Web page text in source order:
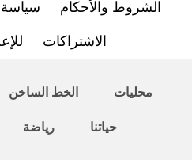
الشروط والأحكام
الاشتراكات
محليات الخط الساخن
حياتنا رياضة